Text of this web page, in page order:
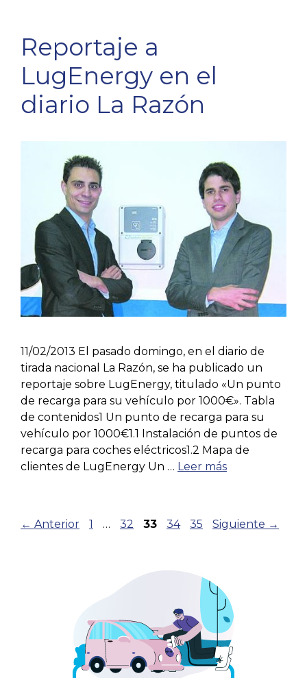
Reportaje a
LugEnergy en el
diario La Razón
11/02/2013 El pasado domingo, en el diario de
tirada nacional La Razón, se ha publicado un
reportaje sobre LugEnergy, titulado «Un punto
de recarga para su vehículo por 1000€». Tabla
de contenidos1 Un punto de recarga para su
vehículo por 1000€1.1 Instalación de puntos de
recarga para coches eléctricos1.2 Mapa de
clientes de LugEnergy Un … Leer más
Navegación
← Anterior Página
1 … Página
32 Página
33 Página
34 Página
35 Siguiente →